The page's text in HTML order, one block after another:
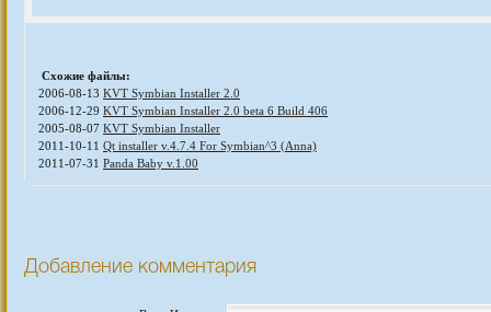
Схожие файлы:
2006-08-13 KVT Symbian Installer 2.0
2006-12-29 KVT Symbian Installer 2.0 beta 6 Build 406
2005-08-07 KVT Symbian Installer
2011-10-11 Qt installer v.4.7.4 For Symbian^3 (Anna)
2011-07-31 Panda Baby v.1.00
Добавление комментария